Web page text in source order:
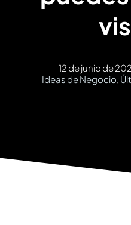
12 de junio de
Ideas de Negocio,